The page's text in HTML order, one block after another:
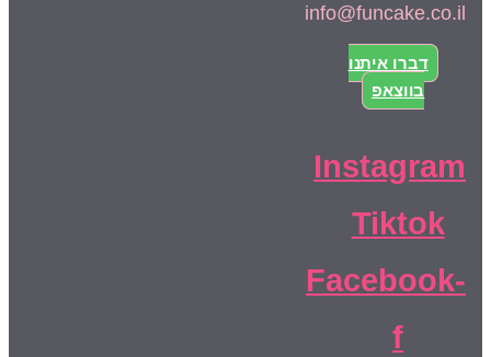
info@funcake.co.il
דברו איתנו
בווצאפ
Instagram
Tiktok
Facebook-
f